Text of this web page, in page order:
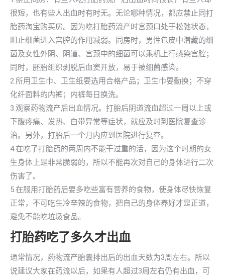
很短，也有些人出血时有时无。无论哪种情况，都应禁止同打
胎药淘宝购买房。因为吃打胎药流产时宫颈口处于松弛状态，
阻止细菌进入宫腔的作用减弱。同房时，男性包皮中潜藏的细
菌及女性外阴、阴道、宫颈中的细菌可以乘机上行感染宫腔；
同时，胚胎组织剥脱后血窦开放，易于被细菌感染。
2.所用卫生巾、卫生纸要选用合格产品；卫生巾要勤换；不穿
化纤面料的内裤；内裤每日换洗。
3.观察药物流产后出血情况。打胎后阴道流血超过一周以上或
下腹疼痛、发热、白带异常等症状，就应及时到医院复查诊
治。另外，打胎后一个月内应到医院进行复查。
4.在吃了打胎药的两周内不能干过重的活，因为这个时期的女
生身体上是非常脆弱的，所以不能再次对自己的身体进行二次
伤害了。
5.在服用打胎药后要多吃些富有营养的食物，使身体尽快恢复
正常，不可吃生冷辛辣的食物，把自己的身体养好才是正道，
避免不能吃垃圾食品。
打胎药吃了多久才出血
通常情况，药物流产胎囊排出后的出血天数为3周左右。所以
说建议大家在药流以后，如果有人超过3周左右仍有出血，可